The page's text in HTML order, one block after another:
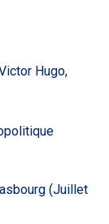
Hugo,
(Juillet